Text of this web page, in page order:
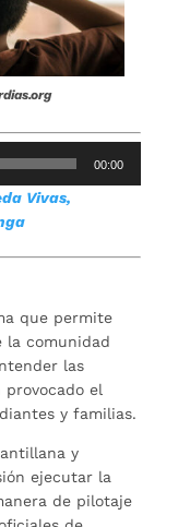
00:00
Vivas,
que permite
la comunidad
las
provocado el
y familias.
y
ejecutar la
de pilotaje